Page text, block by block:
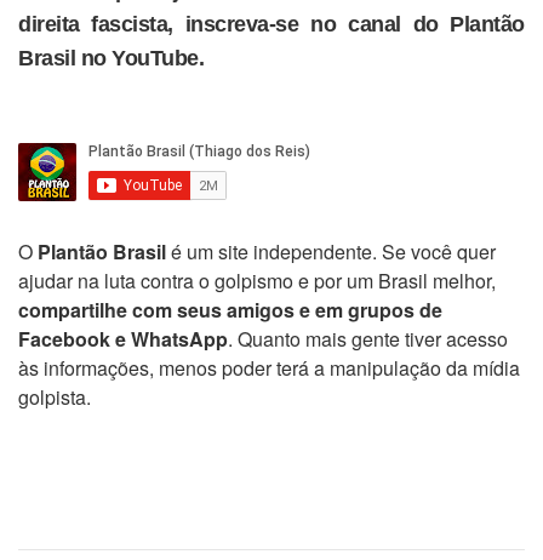
direita fascista, inscreva-se no canal do Plantão
Brasil no YouTube.
O Plantão Brasilé um site independente. Se você quer
ajudar na luta contra o golpismo e por um Brasil melhor,
compartilhe com seus amigos e em grupos de
Facebook e WhatsApp. Quanto mais gente tiver acesso
às informações, menos poder terá a manipulação da mídia
golpista.